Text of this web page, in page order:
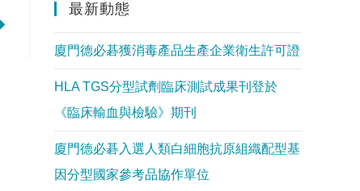
最新動態
廈門德必碁獲消毒產品生產企業衛生許可證
HLA TGS分型試劑臨床測試成果刊登於
《臨床輸血與檢驗》期刊
廈門德必碁入選人類白細胞抗原組織配型基
因分型國家參考品協作單位